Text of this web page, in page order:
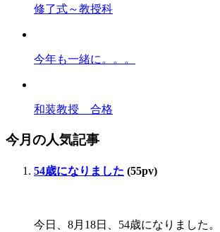
修了式～教授科
今年も一緒に。。。
和装教授 合格
今月の人気記事
54歳になりました (55pv)
今日、8月18日、54歳になりました